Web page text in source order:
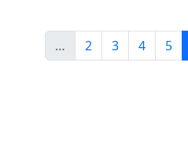
… 2 3 4 5